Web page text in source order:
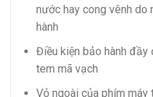
nước hay cong vênh do
hành
Điều kiện bảo hành
tem mã vạch
Vỏ ngoài của phím máy